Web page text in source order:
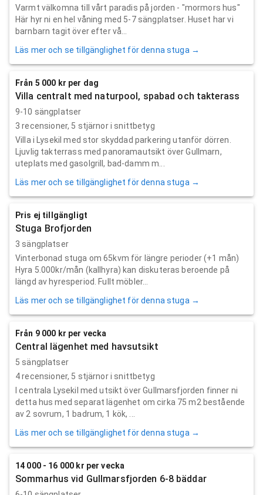
Varmt välkomna till vårt paradis på jorden - "mormors hus"
Här hyr ni en hel våning med 5-7 sängplatser. Huset har vi
barnbarn tagit över efter vå...
Läs mer och se tillgänglighet för denna stuga →
Från 5 000 kr per dag
Villa centralt med naturpool, spabad och takterass
9-10 sängplatser
3 recensioner, 5 stjärnor i snittbetyg
Villa i Lysekil med stor skyddad parkering utanför dörren.
Ljuvlig takterrass med panoramautsikt över Gullmarn,
uteplats med gasolgrill, bad-damm m...
Läs mer och se tillgänglighet för denna stuga →
Pris ej tillgängligt
Stuga Brofjorden
3 sängplatser
Vinterbonad stuga om 65kvm för längre perioder (+1 mån)
Hyra 5.000kr/mån (kallhyra) kan diskuteras beroende på
längd av hyresperiod. Fullt möbler...
Läs mer och se tillgänglighet för denna stuga →
Från 9 000 kr per vecka
Central lägenhet med havsutsikt
5 sängplatser
4recensioner, 5 stjärnor i snittbetyg
I centrala Lysekil med utsikt över Gullmarsfjorden finner ni
detta hus med separat lägenhet om cirka 75 m2 bestående
av 2 sovrum, 1 badrum, 1 kök, ...
Läs mer och se tillgänglighet för denna stuga →
14 000 - 16 000 kr per vecka
Sommarhus vid Gullmarsfjorden 6-8 bäddar